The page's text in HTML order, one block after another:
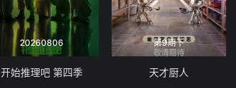
20260806
开始推理吧 第四季
第9期下
天才厨人